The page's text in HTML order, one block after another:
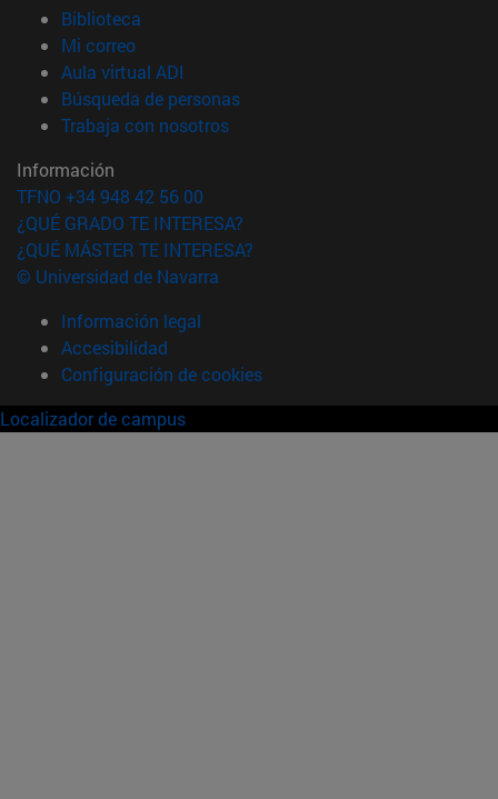
Biblioteca
Mi correo(abre en nueva ventana)
Aula virtual ADI
Búsqueda de personas(abre en nueva ventana)
Trabaja con nosotros(abre en nueva ventana)
Información
TFNO +34 948 42 56 00
¿QUÉ GRADO TE INTERESA?
¿QUÉ MÁSTER TE INTERESA?
© Universidad de Navarra
Información legal
Accesibilidad
Configuración de cookies
Localizador de campus